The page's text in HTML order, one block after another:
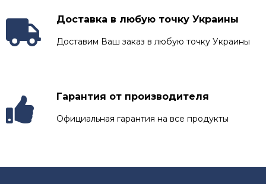
Доставка в любую точку Украины
Доставим Ваш заказ в любую точку Украины
Гарантия от производителя
Официальная гарантия на все продукты